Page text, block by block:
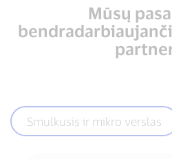
Mūsų
Smulkusis ir mikro verslas